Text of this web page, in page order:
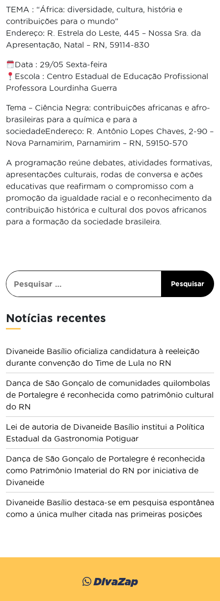
TEMA : “África: diversidade, cultura, história e
contribuições para o mundo”
Endereço: R. Estrela do Leste, 445 – Nossa Sra. da
Apresentação, Natal – RN, 59114-830
Data : 29/05 Sexta-feira
Escola : Centro Estadual de Educação Profissional
Professora Lourdinha Guerra
Tema – Ciência Negra: contribuições africanas e afro-
brasileiras para a química e para a
sociedadeEndereço: R. Antônio Lopes Chaves, 2-90 –
Nova Parnamirim, Parnamirim – RN, 59150-570
A programação reúne debates, atividades formativas,
apresentações culturais, rodas de conversa e ações
educativas que reafirmam o compromisso com a
promoção da igualdade racial e o reconhecimento da
contribuição histórica e cultural dos povos africanos
para a formação da sociedade brasileira.
Notícias recentes
Divaneide Basílio oficializa candidatura à reeleição
durante convenção do Time de Lula no RN
Dança de São Gonçalo de comunidades quilombolas
de Portalegre é reconhecida como patrimônio cultural
do RN
Lei de autoria de Divaneide Basílio institui a Política
Estadual da Gastronomia Potiguar
Dança de São Gonçalo de Portalegre é reconhecida
como Patrimônio Imaterial do RN por iniciativa de
Divaneide
Divaneide Basílio destaca-se em pesquisa espontânea
como a única mulher citada nas primeiras posições
DivaZap